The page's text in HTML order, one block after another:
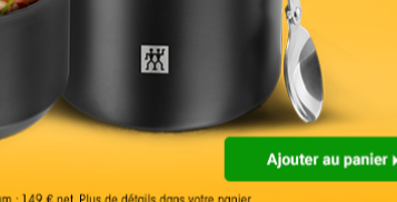
Matériau : carton kraft
Grammage : 250 g/m²
Contenu par paquet : 25 pièce(s)
Dimensions (L/H) : 34,8/26,8 cm